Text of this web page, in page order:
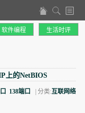
软件编程 生活时评
上的NetBIOS
138端口 | 分类:互联网络